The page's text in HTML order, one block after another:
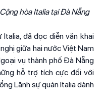
hòa Italia tại Đà Nẵng
Italia, đã đọc diễn văn khai
giữa hai nước Việt Nam
vụ thành phố Đà Nẵng
hỗ trợ tích cực đối với
Lãnh sự quán Italia dành